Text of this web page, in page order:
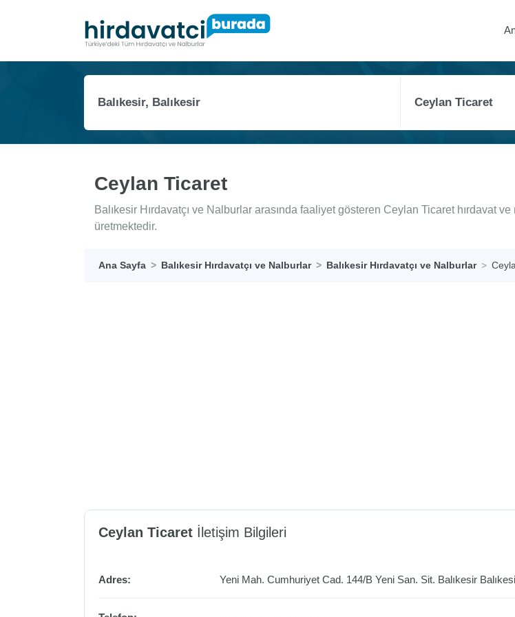
Ceylan Ticaret
Balıkesir Hırdavatçı ve Nalburlar arasında faaliyet gösteren Ceylan Ticaret hırdavat
üretmektedir.
Ana Sayfa Balıkesir Hırdavatçı ve Nalburlar Balıkesir Hırdavatçı ve Nalburlar
Ceylan Ticaret İletişim Bilgileri
Adres: Yeni Mah. Cumhuriyet Cad. 144/B Yeni San. Sit. Balıkesir